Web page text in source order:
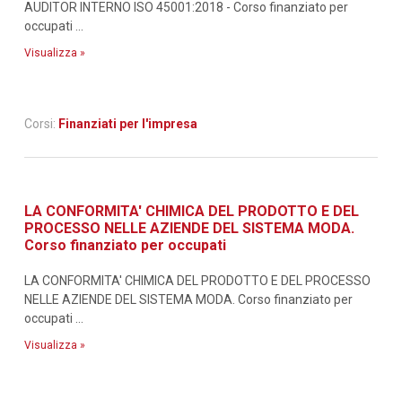
AUDITOR INTERNO ISO 45001:2018 - Corso finanziato per
occupati ...
Visualizza »
Corsi: Finanziati per l'impresa
LA CONFORMITA' CHIMICA DEL PRODOTTO E DEL
PROCESSO NELLE AZIENDE DEL SISTEMA MODA.
Corso finanziato per occupati
LA CONFORMITA' CHIMICA DEL PRODOTTO E DEL PROCESSO
NELLE AZIENDE DEL SISTEMA MODA. Corso finanziato per
occupati ...
Visualizza »